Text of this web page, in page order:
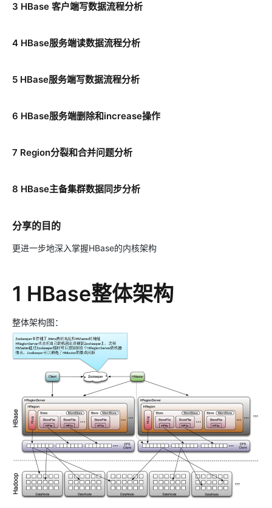
3 HBase 客户端写数据流程分析
4 HBase服务端读数据流程分析
5 HBase服务端写数据流程分析
6 HBase服务端删除和increase操作
7 Region分裂和合并问题分析
8 HBase主备集群数据同步分析
分享的目的
更进一步地深入掌握HBase的内核架构
1 HBase整体架构
整体架构图：